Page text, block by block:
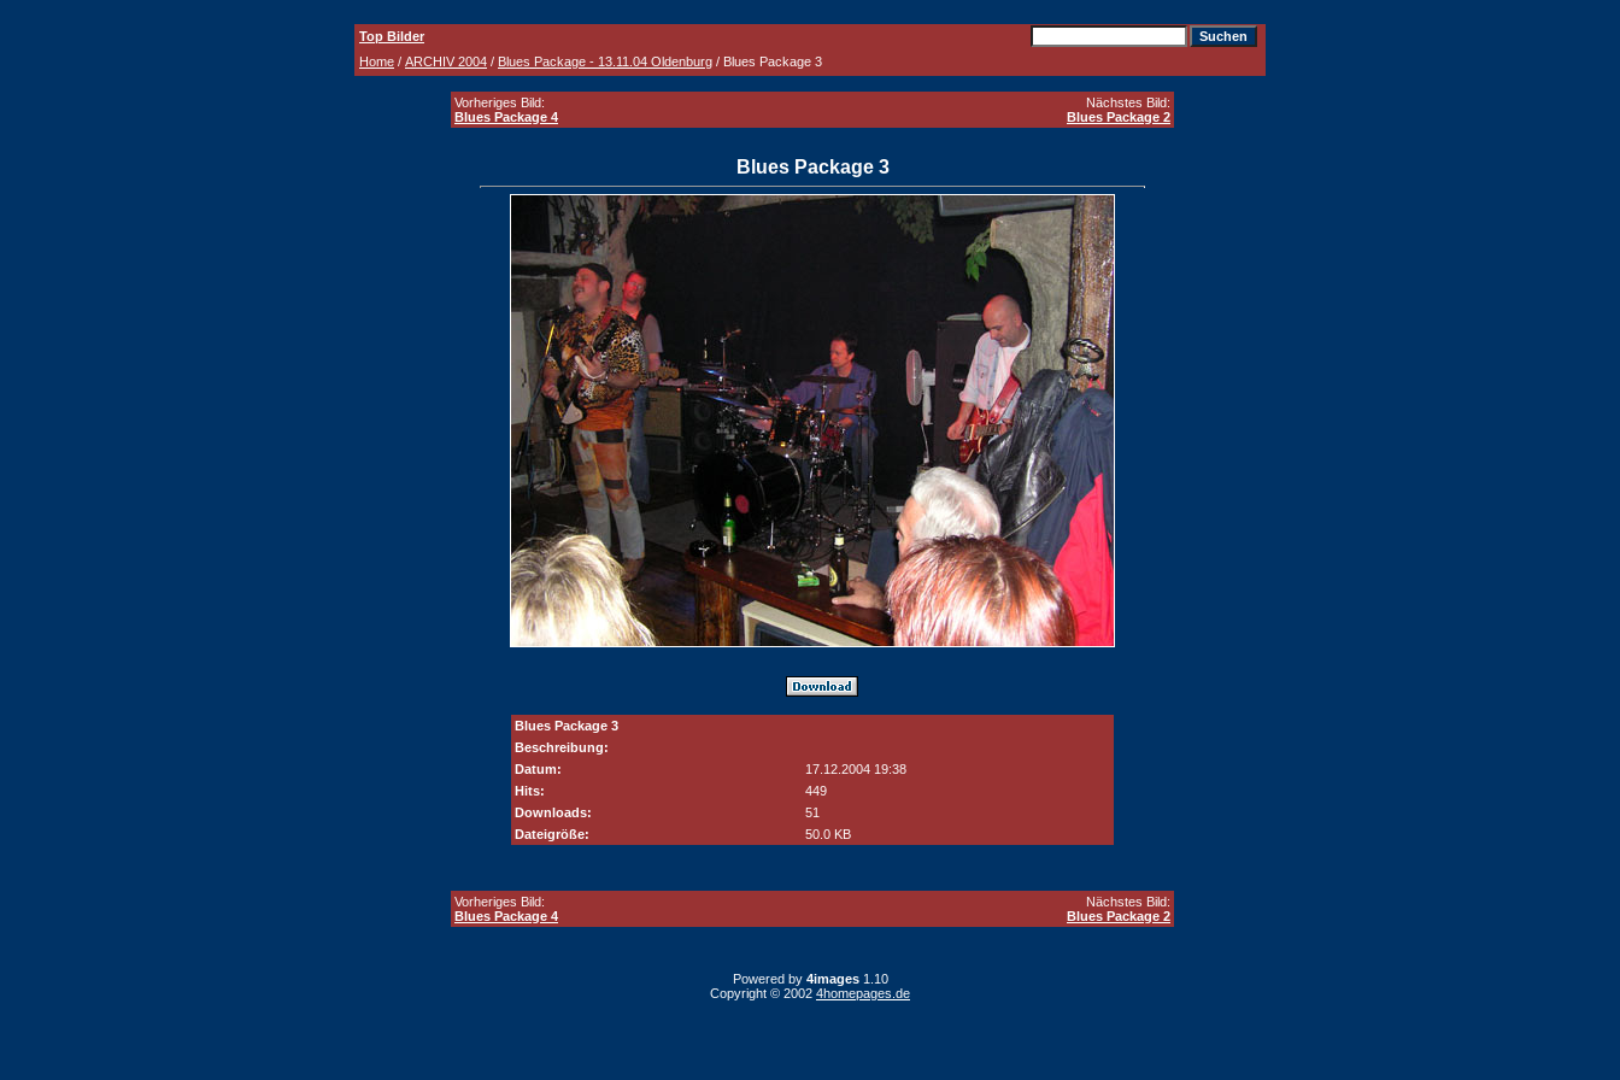
Top Bilder
Home / ARCHIV 2004 / Blues Package - 13.11.04 Oldenburg / Blues Package 3
Vorheriges Bild:
Blues Package 4
Nächstes Bild:
Blues Package 2
Blues Package 3
Blues Package 3
Beschreibung:
Datum:
17.12.2004 19:38
Hits:
449
Downloads:
51
Dateigröße:
50.0 KB
Vorheriges Bild:
Blues Package 4
Nächstes Bild:
Blues Package 2
Powered by 4images1.10
Copyright © 2002 4homepages.de